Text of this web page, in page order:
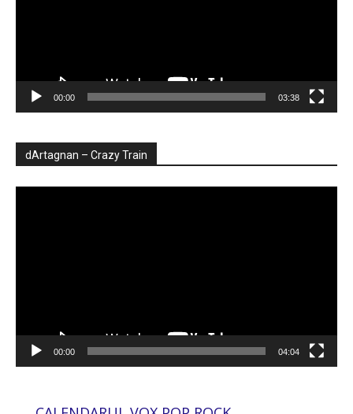
00:00 03:38
dArtagnan – Crazy Train
00:00 04:04